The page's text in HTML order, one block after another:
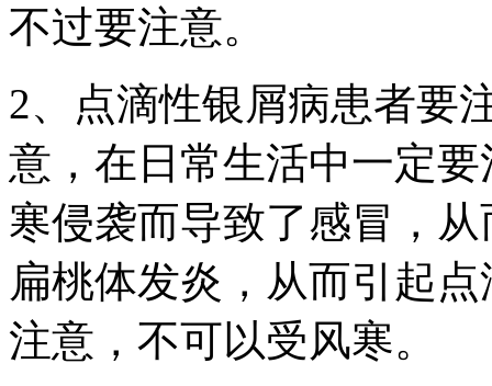
不过要注意。
2、点滴性银屑病患者要
意，在日常生活中一定
寒侵袭而导致了感冒，
扁桃体发炎，从而引起
注意，不可以受风寒。